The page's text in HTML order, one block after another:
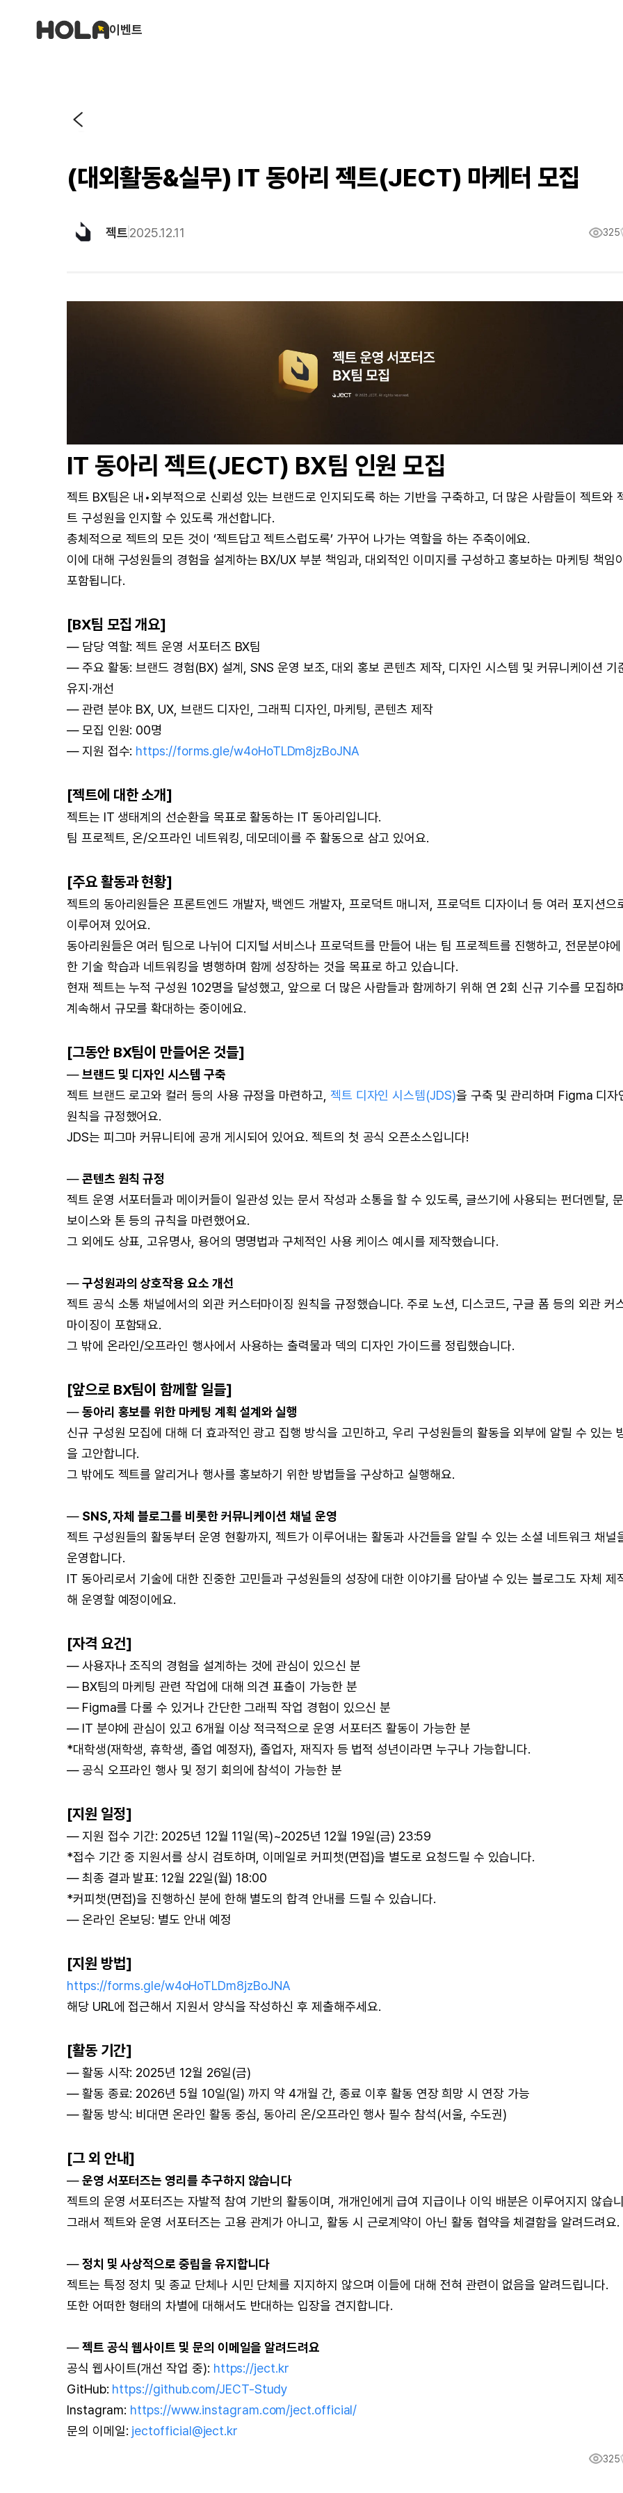
이벤트
(대외활동&실무) IT 동아리 젝트(JECT) 마케터 모집
젝트2025.12.11 325
IT 동아리 젝트(JECT) BX팀 인원 모집
젝트 BX팀은 내•외부적으로 신뢰성 있는 브랜드로 인지되도록 하는 기반을 구축하고, 더 많은 사람들이 젝트와
트 구성원을 인지할 수 있도록 개선합니다.
총체적으로 젝트의 모든 것이 ‘젝트답고 젝트스럽도록’ 가꾸어 나가는 역할을 하는 주축이에요.
이에 대해 구성원들의 경험을 설계하는 BX/UX 부분 책임과, 대외적인 이미지를 구성하고 홍보하는 마케팅 책임
포함됩니다.
[BX팀 모집 개요]
— 담당 역할: 젝트 운영 서포터즈 BX팀
— 주요 활동: 브랜드 경험(BX) 설계, SNS 운영 보조, 대외 홍보 콘텐츠 제작, 디자인 시스템 및 커뮤니케이션 기
유지·개선
— 관련 분야: BX, UX, 브랜드 디자인, 그래픽 디자인, 마케팅, 콘텐츠 제작
— 모집 인원: 00명
— 지원 접수: https://forms.gle/w4oHoTLDm8jzBoJNA
[젝트에 대한 소개]
젝트는 IT 생태계의 선순환을 목표로 활동하는 IT 동아리입니다.
팀 프로젝트, 온/오프라인 네트워킹, 데모데이를 주 활동으로 삼고 있어요.
[주요 활동과 현황]
젝트의 동아리원들은 프론트엔드 개발자, 백엔드 개발자, 프로덕트 매니저, 프로덕트 디자이너 등 여러 포지션으
이루어져 있어요.
동아리원들은 여러 팀으로 나뉘어 디지털 서비스나 프로덕트를 만들어 내는 팀 프로젝트를 진행하고, 전문분야
한 기술 학습과 네트워킹을 병행하며 함께 성장하는 것을 목표로 하고 있습니다.
현재 젝트는 누적 구성원 102명을 달성했고, 앞으로 더 많은 사람들과 함께하기 위해 연 2회 신규 기수를 모집하
계속해서 규모를 확대하는 중이에요.
[그동안 BX팀이 만들어온 것들]
—브랜드 및 디자인 시스템 구축
젝트 브랜드 로고와 컬러 등의 사용 규정을 마련하고, 젝트 디자인 시스템(JDS)을 구축 및 관리하며 Figma 디자
원칙을 규정했어요.
JDS는 피그마 커뮤니티에 공개 게시되어 있어요. 젝트의 첫 공식 오픈소스입니다!
—콘텐츠 원칙 규정
젝트 운영 서포터들과 메이커들이 일관성 있는 문서 작성과 소통을 할 수 있도록, 글쓰기에 사용되는 펀더멘탈,
보이스와 톤 등의 규칙을 마련했어요.
그 외에도 상표, 고유명사, 용어의 명명법과 구체적인 사용 케이스 예시를 제작했습니다.
—구성원과의 상호작용 요소 개선
젝트 공식 소통 채널에서의 외관 커스터마이징 원칙을 규정했습니다. 주로 노션, 디스코드, 구글 폼 등의 외관 커
마이징이 포함돼요.
그 밖에 온라인/오프라인 행사에서 사용하는 출력물과 덱의 디자인 가이드를 정립했습니다.
[앞으로 BX팀이 함께할 일들]
—동아리 홍보를 위한 마케팅 계획 설계와 실행
신규 구성원 모집에 대해 더 효과적인 광고 집행 방식을 고민하고, 우리 구성원들의 활동을 외부에 알릴 수 있는
을 고안합니다.
그 밖에도 젝트를 알리거나 행사를 홍보하기 위한 방법들을 구상하고 실행해요.
— SNS, 자체 블로그를 비롯한 커뮤니케이션 채널 운영
젝트 구성원들의 활동부터 운영 현황까지, 젝트가 이루어내는 활동과 사건들을 알릴 수 있는 소셜 네트워크 채널
운영합니다.
IT 동아리로서 기술에 대한 진중한 고민들과 구성원들의 성장에 대한 이야기를 담아낼 수 있는 블로그도 자체 제
해 운영할 예정이에요.
[자격 요건]
— 사용자나 조직의 경험을 설계하는 것에 관심이 있으신 분
— BX팀의 마케팅 관련 작업에 대해 의견 표출이 가능한 분
— Figma를 다룰 수 있거나 간단한 그래픽 작업 경험이 있으신 분
— IT 분야에 관심이 있고 6개월 이상 적극적으로 운영 서포터즈 활동이 가능한 분
*대학생(재학생, 휴학생, 졸업 예정자), 졸업자, 재직자 등 법적 성년이라면 누구나 가능합니다.
— 공식 오프라인 행사 및 정기 회의에 참석이 가능한 분
[지원 일정]
— 지원 접수 기간: 2025년 12월 11일(목)~2025년 12월 19일(금) 23:59
*접수 기간 중 지원서를 상시 검토하며, 이메일로 커피챗(면접)을 별도로 요청드릴 수 있습니다.
— 최종 결과 발표: 12월 22일(월) 18:00
*커피챗(면접)을 진행하신 분에 한해 별도의 합격 안내를 드릴 수 있습니다.
— 온라인 온보딩: 별도 안내 예정
[지원 방법]
https://forms.gle/w4oHoTLDm8jzBoJNA
해당 URL에 접근해서 지원서 양식을 작성하신 후 제출해주세요.
[활동 기간]
— 활동 시작: 2025년 12월 26일(금)
— 활동 종료: 2026년 5월 10일(일) 까지 약 4개월 간, 종료 이후 활동 연장 희망 시 연장 가능
— 활동 방식: 비대면 온라인 활동 중심, 동아리 온/오프라인 행사 필수 참석(서울, 수도권)
[그 외 안내]
—운영 서포터즈는 영리를 추구하지 않습니다
젝트의 운영 서포터즈는 자발적 참여 기반의 활동이며, 개개인에게 급여 지급이나 이익 배분은 이루어지지 않습
그래서 젝트와 운영 서포터즈는 고용 관계가 아니고, 활동 시 근로계약이 아닌 활동 협약을 체결함을 알려드려요.
—정치 및 사상적으로 중립을 유지합니다
젝트는 특정 정치 및 종교 단체나 시민 단체를 지지하지 않으며 이들에 대해 전혀 관련이 없음을 알려드립니다.
또한 어떠한 형태의 차별에 대해서도 반대하는 입장을 견지합니다.
—젝트 공식 웹사이트 및 문의 이메일을 알려드려요
공식 웹사이트(개선 작업 중): https://ject.kr
GitHub: https://github.com/JECT-Study
Instagram: https://www.instagram.com/ject.official/
문의 이메일: jectofficial@ject.kr
325